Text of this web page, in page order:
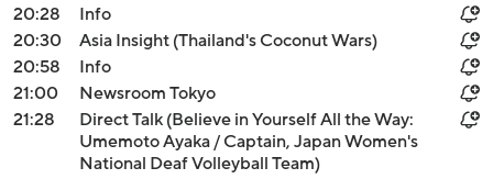
20:28
Info
20:30
Asia Insight (Thailand's Coconut Wars)
20:58
Info
21:00
Newsroom Tokyo
21:28
Direct Talk (Believe in Yourself All the Way:
Umemoto Ayaka / Captain, Japan Women's
National Deaf Volleyball Team)